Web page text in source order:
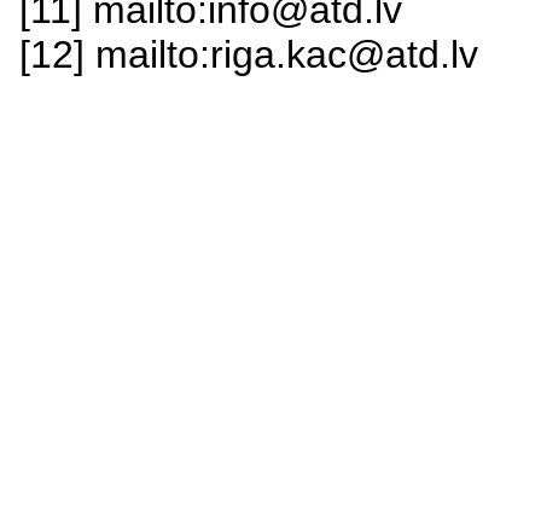
[11] mailto:info@atd.lv
[12] mailto:riga.kac@atd.lv